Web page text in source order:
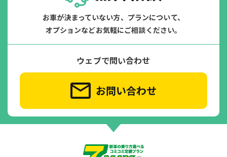
お車が決まっていない方、プランについて、
オプションなどお気軽にご相談ください。
ウェブで問い合わせ
お問い合わせ